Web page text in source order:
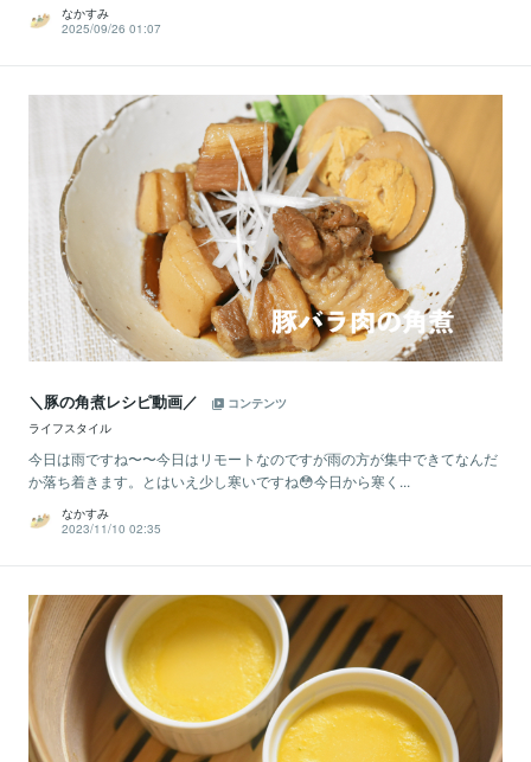
なかすみ
2025/09/26 01:07
＼豚の角煮レシピ動画／
コンテンツ
ライフスタイル
今日は雨ですね〜〜今日はリモートなのですが雨の方が集中できてなんだ
か落ち着きます。とはいえ少し寒いですね😳今日から寒く...
なかすみ
2023/11/10 02:35